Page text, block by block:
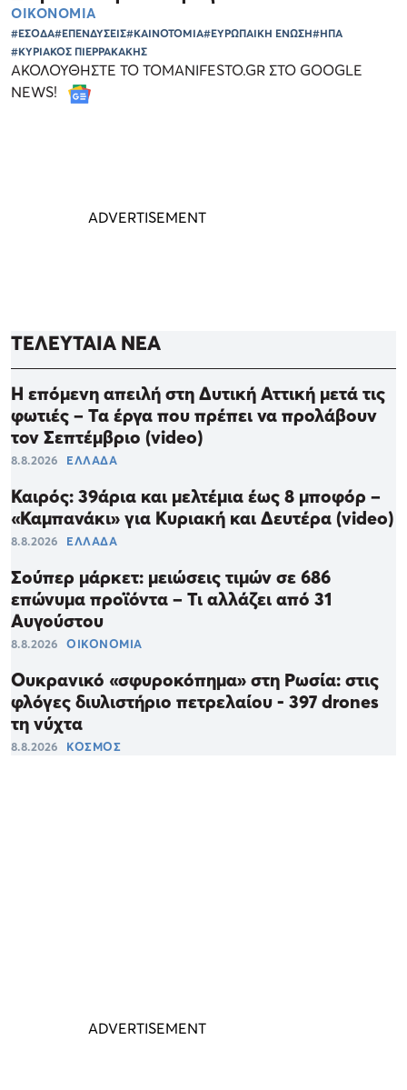
ΟΙΚΟΝΟΜΙΑ
#ΕΣΟΔΑ#ΕΠΕΝΔΥΣΕΙΣ#ΚΑΙΝΟΤΟΜΙΑ#ΕΥΡΩΠΑΙΚΗ ΕΝΩΣΗ#ΗΠΑ
#ΚΥΡΙΑΚΟΣ ΠΙΕΡΡΑΚΑΚΗΣ
ΑΚΟΛΟΥΘΗΣΤΕ ΤΟ TOMANIFESTO.GR ΣΤΟ GOOGLE
NEWS!
ΤΕΛΕΥΤΑΙΑ ΝΕΑ
Η επόμενη απειλή στη Δυτική Αττική μετά τις
φωτιές – Τα έργα που πρέπει να προλάβουν
τον Σεπτέμβριο (video)
8.8.2026 ΕΛΛΑΔΑ
Καιρός: 39άρια και μελτέμια έως 8 μποφόρ –
«Καμπανάκι» για Κυριακή και Δευτέρα (video)
8.8.2026 ΕΛΛΑΔΑ
Σούπερ μάρκετ: μειώσεις τιμών σε 686
επώνυμα προϊόντα – Τι αλλάζει από 31
Αυγούστου
8.8.2026 ΟΙΚΟΝΟΜΙΑ
Ουκρανικό «σφυροκόπημα» στη Ρωσία: στις
φλόγες διυλιστήριο πετρελαίου - 397 drones
τη νύχτα
8.8.2026 ΚΟΣΜΟΣ